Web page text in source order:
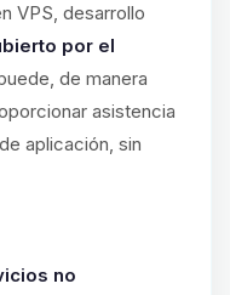
VPS, desarrollo
por el
de manera
asistencia
aplicación, sin
no